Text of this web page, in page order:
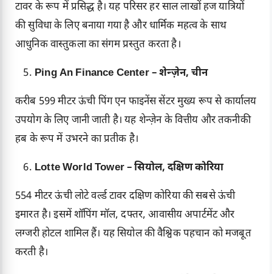
टावर के रूप में प्रसिद्ध है। यह परिसर हर साल लाखों हज यात्रियों
की सुविधा के लिए बनाया गया है और धार्मिक महत्व के साथ
आधुनिक वास्तुकला का संगम प्रस्तुत करता है।
Ping An Finance Center – शेन्ज़ेन, चीन
करीब 599 मीटर ऊंची पिंग एन फाइनेंस सेंटर मुख्य रूप से कार्यालय
उपयोग के लिए जानी जाती है। यह शेन्ज़ेन के वित्तीय और तकनीकी
हब के रूप में उभरने का प्रतीक है।
Lotte World Tower – सियोल, दक्षिण कोरिया
554 मीटर ऊंची लोटे वर्ल्ड टावर दक्षिण कोरिया की सबसे ऊंची
इमारत है। इसमें शॉपिंग मॉल, दफ्तर, आवासीय अपार्टमेंट और
लग्जरी होटल शामिल हैं। यह सियोल की वैश्विक पहचान को मजबूत
करती है।